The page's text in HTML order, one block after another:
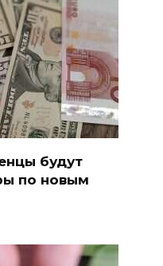
будут
по новым